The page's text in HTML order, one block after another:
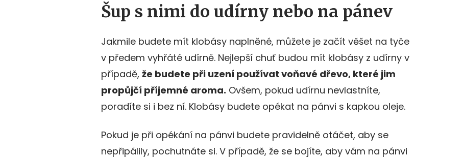
Šup s nimi do udírny nebo na pánev
Jakmile budete mít klobásy naplněné, můžete je začít věšet na tyče
v předem vyhřáté udírně. Nejlepší chuť budou mít klobásy z udírny v
případě, že budete při uzení používat voňavé dřevo, které jim
propůjčí příjemné aroma. Ovšem, pokud udírnu nevlastníte,
poradíte si i bez ní. Klobásy budete opékat na pánvi s kapkou oleje.
Pokud je při opékání na pánvi budete pravidelně otáčet, aby se
nepřipálily, pochutnáte si. V případě, že se bojíte, aby vám na pánvi